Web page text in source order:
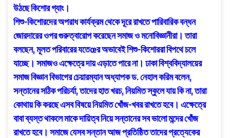
উঠছে কিশোর গ্যাং।
শিশু-কিশোরদের অপরাধ কার্যক্রম থেকে দূরে রাখতে পারিবারিক বন্ধন
জোরদারের ওপর গুরুত্বারোপ করেছেন সমাজ ও মনোবিজ্ঞানীরা। তারা
বলছেন, মূলত পরিবারের যতেœর অভাবেই শিশু-কিশোররা বিপথে চলে
যাচ্ছে। সমাজও এক্ষেত্রে দায় এড়াতে পারে না। ঢাকা বিশ্ববিদ্যালয়ের
সমাজ বিজ্ঞান বিভাগের চেয়ারম্যান অধ্যাপক ড. নেহাল করিম বলেন,
সন্তানের সঠিক পরিচর্যা, তাদের হাত খরচ, নিয়মিত স্কুলে যায় কি না, তারা
কোথায় কি করছে এসব বিষয়ে নিয়মিত খোঁজ-খবর রাখতে হবে। এক্ষেত্রে
বাবা ব্যস্ত থাকলে মাকে দায়িত্ব নিয়ে সন্তানের সব ভালো মন্দের খোঁজ
রাখতে হবে। সমাজে যেসব সন্তান আজ প্রতিষ্ঠিত তাদের প্রত্যেকের